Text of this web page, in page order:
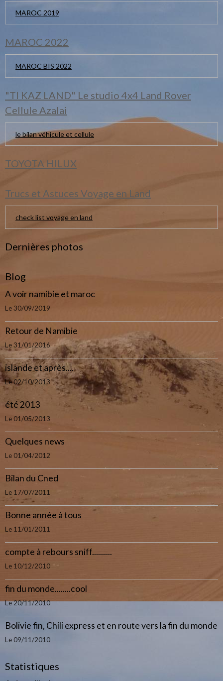
MAROC 2019
MAROC 2022
MAROC BIS 2022
"TI KAZ LAND" Le studio 4x4 Land Rover
Cellule Azalai
le bilan véhicule et cellule
TOYOTA HILUX
Trucs et Astuces Voyage en Land
check list voyage en land
Dernières photos
Blog
A voir namibie et maroc
Le 30/09/2019
Retour de Namibie
Le 31/01/2016
islande et après....
Le 02/10/2013
été 2013
Le 01/05/2013
Quelques news
Le 01/04/2012
Bilan du Cned
Le 17/07/2011
Bonne année à tous
Le 11/01/2011
compte à rebours sniff..........
Le 10/12/2010
fin du monde........cool
Le 20/11/2010
Bolivie fin, Chili express et en route vers la fin du monde
Le 09/11/2010
Statistiques